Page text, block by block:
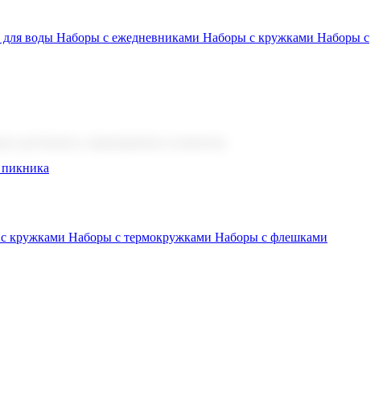
воды Наборы с ежедневниками Наборы с кружками Наборы с
бизнеса, мероприятия и клиентов.
кружками Наборы с термокружками Наборы с флешками